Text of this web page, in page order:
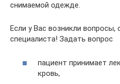
снимаемой одежде.
Если у Вас возникли вопросы,
специалиста! Задать вопрос
пациент принимает
кровь,